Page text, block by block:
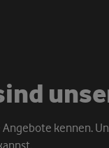
ind unse
Angebote kennen.